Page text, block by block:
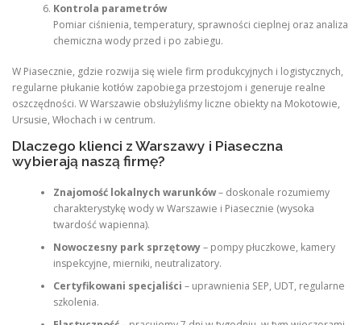
Kontrola parametrów
Pomiar ciśnienia, temperatury, sprawności cieplnej oraz analiza
chemiczna wody przed i po zabiegu.
W Piasecznie, gdzie rozwija się wiele firm produkcyjnych i logistycznych,
regularne płukanie kotłów zapobiega przestojom i generuje realne
oszczędności. W Warszawie obsłużyliśmy liczne obiekty na Mokotowie,
Ursusie, Włochach i w centrum.
Dlaczego klienci z Warszawy i Piaseczna
wybierają naszą firmę?
Znajomość lokalnych warunków– doskonale rozumiemy
charakterystykę wody w Warszawie i Piasecznie (wysoka
twardość wapienna).
Nowoczesny park sprzętowy– pompy płuczkowe, kamery
inspekcyjne, mierniki, neutralizatory.
Certyfikowani specjaliści – uprawnienia SEP, UDT, regularne
szkolenia.